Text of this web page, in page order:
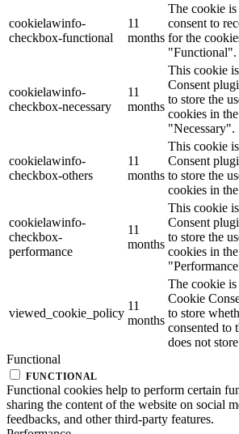
cookielawinfo-
checkbox-functional
11
months
The cookie
consent to
for the
"Functional".
cookielawinfo-
checkbox-necessary
11
months
This cookie
Consent
to store the
cookies in
"Necessary".
cookielawinfo-
checkbox-others
11
months
This cookie
Consent
to store the
cookies in
cookielawinfo-
checkbox-
performance
11
months
This cookie
Consent
to store the
cookies in
viewed_cookie_policy
11
months
The cookie
Cookie
to store
consented to
does not
Functional
FUNCTIONAL
Functional cookies help to perform certain
sharing the content of the website on social
feedbacks, and other third-party features.